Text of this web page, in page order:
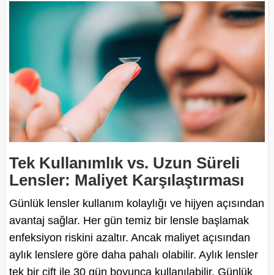
Tek Kullanımlık vs. Uzun Süreli
Lensler: Maliyet Karşılaştırması
Günlük lensler kullanım kolaylığı ve hijyen açısından
avantaj sağlar. Her gün temiz bir lensle başlamak
enfeksiyon riskini azaltır. Ancak maliyet açısından
aylık lenslere göre daha pahalı olabilir. Aylık lensler
tek bir çift ile 30 gün boyunca kullanılabilir. Günlük